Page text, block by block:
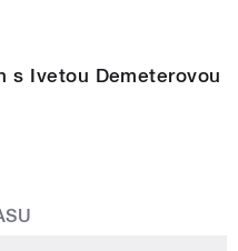
s Ivetou Demeterovou